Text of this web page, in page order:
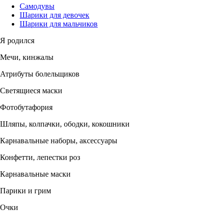
Самодувы
Шарики для девочек
Шарики для мальчиков
Я родился
Мечи, кинжалы
Атрибуты болельщиков
Светящиеся маски
Фотобутафория
Шляпы, колпачки, ободки, кокошники
Карнавальные наборы, аксессуары
Конфетти, лепестки роз
Карнавальные маски
Парики и грим
Очки